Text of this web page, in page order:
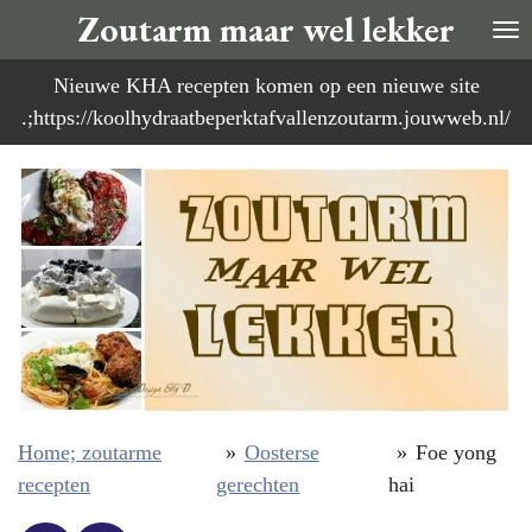
direct
naar
de
Zoutarm maar wel lekker
Nieuwe KHA recepten komen op een nieuwe site
.;https://koolhydraatbeperktafvallenzoutarm.jouwweb.nl/
Home; zoutarme
recepten
» Oosterse
gerechten
» Foe yong
hai